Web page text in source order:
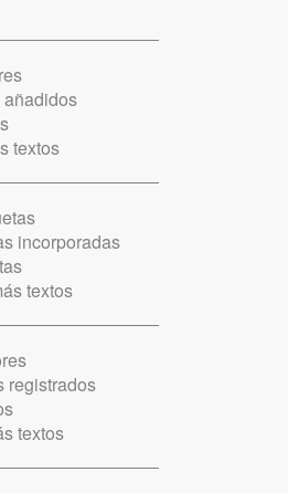
añadidos
textos
incorporadas
textos
registrados
textos